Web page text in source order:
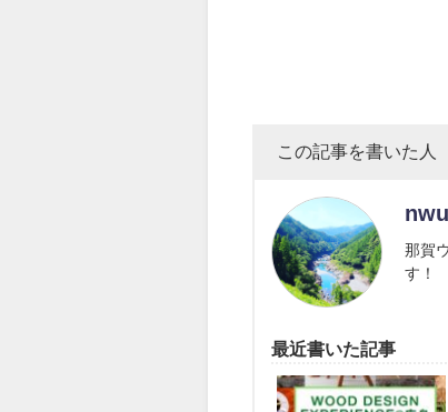
この記事を書いた人
那賀
す！
最近書いた記事